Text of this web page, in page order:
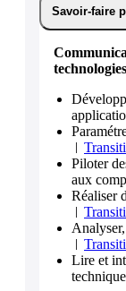
Savoir-faire
technologies
Piloter
aux
Réaliser
Lire et